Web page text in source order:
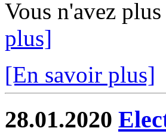
Vous n'avez
plus]
[En savoir plus]
28.01.2020